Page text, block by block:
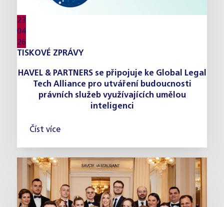
23
04
26
TISKOVÉ ZPRÁVY
HAVEL & PARTNERS se připojuje ke Global Legal
Tech Alliance pro utváření budoucnosti
právních služeb využívajících umělou
inteligenci
Číst více